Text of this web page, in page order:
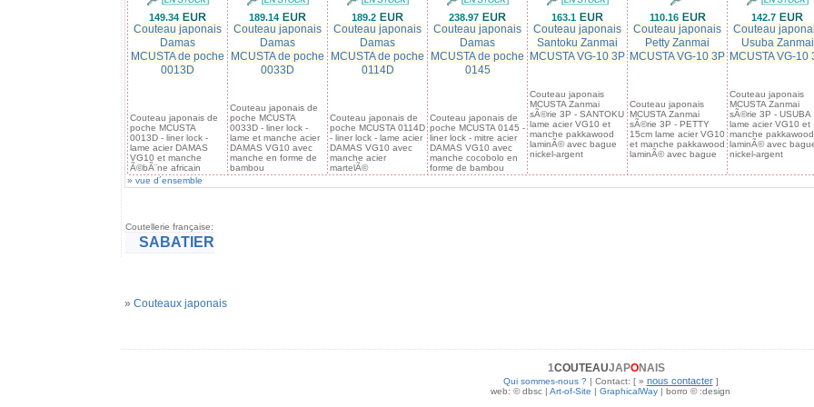
149.34
Couteau japonais
Damas
MCUSTA de poche
0013D
Couteau japonais de
poche MCUSTA
0013D - liner lock -
lame acier DAMAS
VG10 et manche
Ã©bÃ¨ne africain
189.14
Couteau japonais
Damas
MCUSTA de poche
0033D
Couteau japonais de
poche MCUSTA
0033D - liner lock -
lame et manche acier
DAMAS VG10 avec
manche en forme de
bambou
189.2
Couteau japonais
Damas
MCUSTA de poche
0114D
Couteau japonais de
poche MCUSTA 0114D
- liner lock - lame acier
DAMAS VG10 avec
manche acier
martelÃ©
238.97
Couteau japonais
Damas
MCUSTA de poche
0145
Couteau japonais de
poche MCUSTA 0145 -
liner lock - mitre acier
DAMAS VG10 avec
manche cocobolo en
forme de bambou
163.1
Couteau japonais
Santoku Zanmai
MCUSTA VG-10 3P
Couteau japonais
MCUSTA Zanmai
sÃ©rie 3P - SANTOKU
lame acier VG10 et
manche pakkawood
laminÃ© avec bague
nickel-argent
110.16
Couteau japonais
Petty Zanmai
MCUSTA VG-10 3P
Couteau japonais
MCUSTA Zanmai
sÃ©rie 3P - PETTY
15cm lame acier VG10
et manche pakkawood
laminÃ© avec bague
142.7
Couteau
Usuba Zanmai
MCUSTA VG-10
Couteau japonais
MCUSTA Zanmai
sÃ©rie 3P - USUBA
lame acier VG10 et
manche pakkawood
laminÃ© avec
nickel-argent
» vue d´ensemble
Coutellerie française:
SABATIER
» Couteaux japonais
1COUTEAUJAPONAIS
Qui sommes-nous ? | Contact: [ » nous contacter]
web: © dbsc | Art-of-Site | GraphicalWay | borro © :design